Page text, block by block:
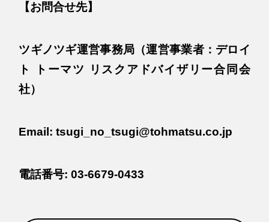
【お問合せ先】
ツギノツギ運営事務局（運営事業者：デロイ
ト トーマツ リスクアドバイザリー合同会
社）
Email: tsugi_no_tsugi@tohmatsu.co.jp
電話番号: 03-6679-0433